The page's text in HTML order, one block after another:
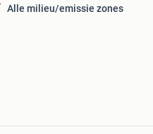
Alle milieu/emissie zones